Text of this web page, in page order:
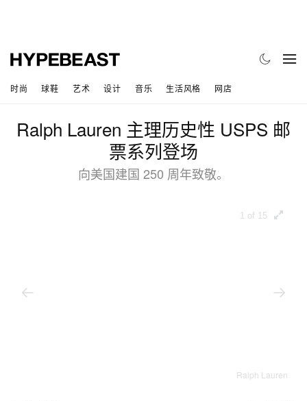
时尚 球鞋 艺术 设计 音乐 生活风格 网店
Ralph Lauren 主理历史性 USPS 邮
票系列登场
向美国建国 250 周年致敬。
1 of 15
Ralph Lauren